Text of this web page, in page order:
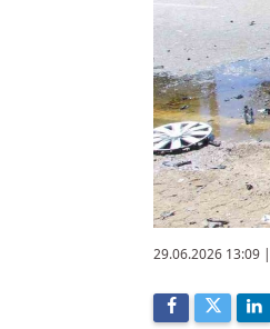
29.06.2026 13:09 |